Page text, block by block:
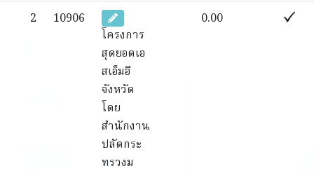
2
10906
โครงการ
สุดยอดเอ
สเอ็มอี
จังหวัด
โดย
สำนักงาน
ปลัดกระ
ทรวงม
0.00